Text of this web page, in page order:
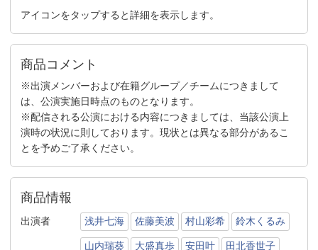
アイコンをタップすると詳細を表示します。
商品コメント
※出演メンバーおよび在籍グループ／チームにつきまして
は、公演実施日時点のものとなります。
※配信される公演における内容につきましては、当該公演上
演時の状況に則しております。現状とは異なる部分があるこ
とを予めご了承ください。
商品情報
出演者 浅井七海 佐藤美波 村山彩希 鈴木くるみ
山内瑞葵 大盛真歩 安田叶 田北香世子